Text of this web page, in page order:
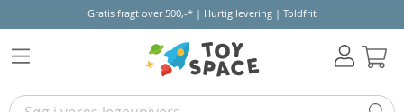
Gratis fragt over 500,-* | Hurtig levering | Toldfrit